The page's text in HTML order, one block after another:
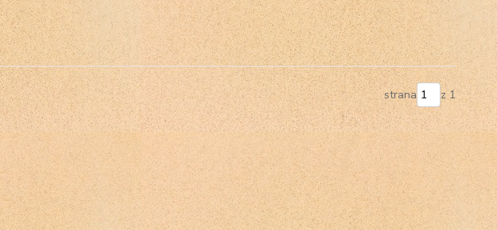
strana z 1